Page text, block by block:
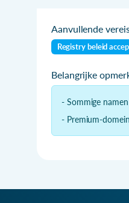
Aanvullende
Registry beleid
Belangrijke
- Sommige
- Premium-